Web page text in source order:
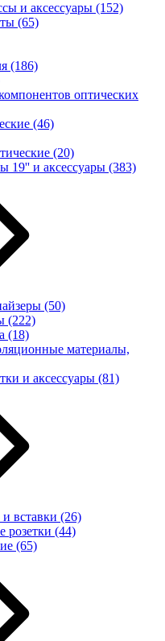
и аксессуары (152)
(65)
(186)
оптических
(46)
(20)
19'' и аксессуары (383)
(50)
(222)
(18)
материалы,
и аксессуары (81)
вставки (26)
розетки (44)
(65)